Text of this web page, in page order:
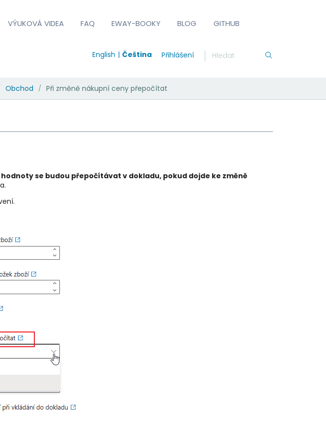
VÝUKOVÁ VIDEA FAQ EWAY-BOOKY BLOG GITHUB
English Čeština Přihlášení
Obchod / Při změně nákupní ceny přepočítat
hodnoty se budou přepočítávat v dokladu, pokud dojde ke změně